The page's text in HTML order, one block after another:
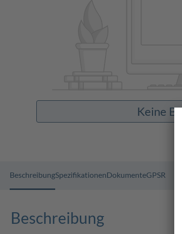
Keine
BeschreibungSpezifikationenDokumenteGPSR
Beschreibung